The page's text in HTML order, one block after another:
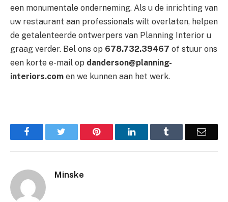
een monumentale onderneming. Als u de inrichting van
uw restaurant aan professionals wilt overlaten, helpen
de getalenteerde ontwerpers van Planning Interior u
graag verder. Bel ons op 678.732.39467 of stuur ons
een korte e-mail op danderson@planning-
interiors.com en we kunnen aan het werk.
Facebook Pinterest LinkedIn Email
Minske